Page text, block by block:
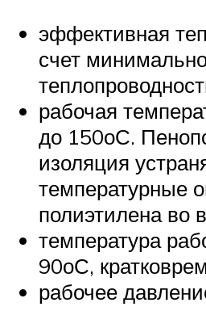
эффективная
счет
рабочая
до 150оС.
изоляция
температурные
полиэтилена во
температура
90оС,
рабочее